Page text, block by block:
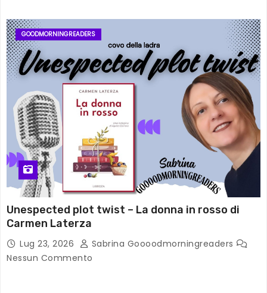
GOODMORNINGREADERS
Unespected plot twist – La donna in rosso di
Carmen Laterza
Lug 23, 2026
Sabrina Goooodmorningreaders
Nessun Commento